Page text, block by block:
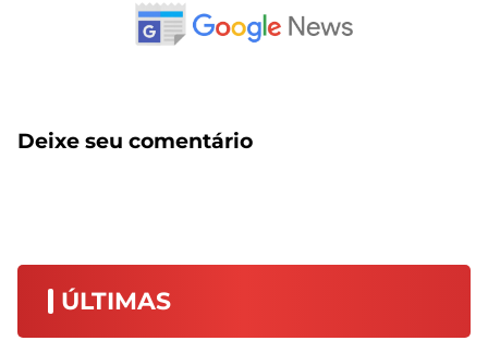
Deixe seu comentário
ÚLTIMAS